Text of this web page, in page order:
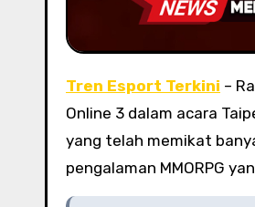
Tren Esport Terkini –
Online 3 dalam acara
yang telah memikat
pengalaman MMORPG